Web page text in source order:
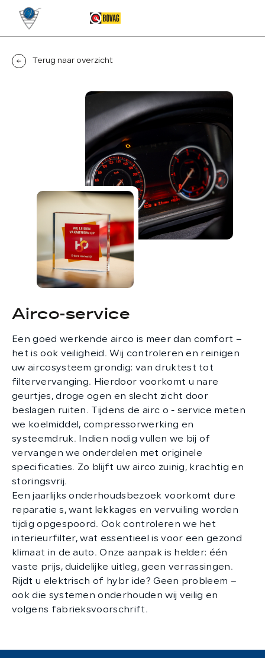
Terug naar overzicht
Airco-service
Een goed werkende airco is meer dan comfort –
het is ook veiligheid. Wij controleren en reinigen
uw aircosysteem grondig: van druktest tot
filtervervanging. Hierdoor voorkomt u nare
geurtjes, droge ogen en slecht zicht door
beslagen ruiten. Tijdens de airc o - service meten
we koelmiddel, compressorwerking en
systeemdruk. Indien nodig vullen we bij of
vervangen we onderdelen met originele
specificaties. Zo blijft uw airco zuinig, krachtig en
storingsvrij.
Een jaarlijks onderhoudsbezoek voorkomt dure
reparatie s, want lekkages en vervuiling worden
tijdig opgespoord. Ook controleren we het
interieurfilter, wat essentieel is voor een gezond
klimaat in de auto. Onze aanpak is helder: één
vaste prijs, duidelijke uitleg, geen verrassingen.
Rijdt u elektrisch of hybr ide? Geen probleem –
ook die systemen onderhouden wij veilig en
volgens fabrieksvoorschrift.